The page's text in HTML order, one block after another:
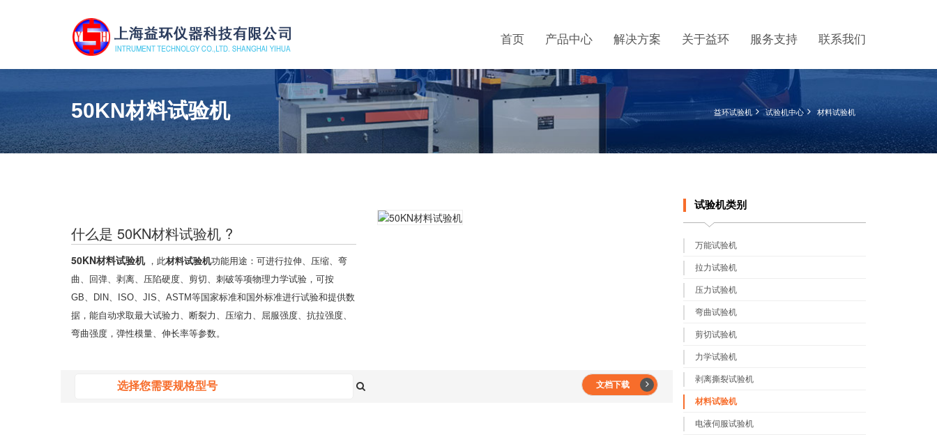
首页 产品中心 解决方案 关于益环 服务支持 联系我们
50KN材料试验机 益环试验机 试验机中心 材料试验机
什么是 50KN材料试验机 ?
50KN材料试验机 ，此材料试验机功能用途：可进行拉伸、压缩、弯
曲、回弹、剥离、压陷硬度、剪切、刺破等项物理力学试验，可按
GB、DIN、ISO、JIS、ASTM等国家标准和国外标准进行试验和提供数
据，能自动求取最大试验力、断裂力、压缩力、屈服强度、抗拉强度、
弯曲强度，弹性模量、伸长率等参数。
文档下载
试验机类别
万能试验机
拉力试验机
压力试验机
弯曲试验机
剪切试验机
力学试验机
剥离撕裂试验机
材料试验机
电液伺服试验机